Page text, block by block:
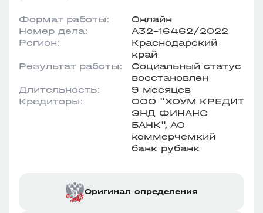
Формат работы:
Онлайн
Номер дела:
А32-16462/2022
Регион:
Краснодарский
край
Результат работы:
Социальный статус
восстановлен
Длительность:
9 месяцев
Кредиторы:
ООО "ХОУМ КРЕДИТ
ЭНД ФИНАНС
БАНК", АО
коммерчемкий
банк рубанк
Оригинал определения